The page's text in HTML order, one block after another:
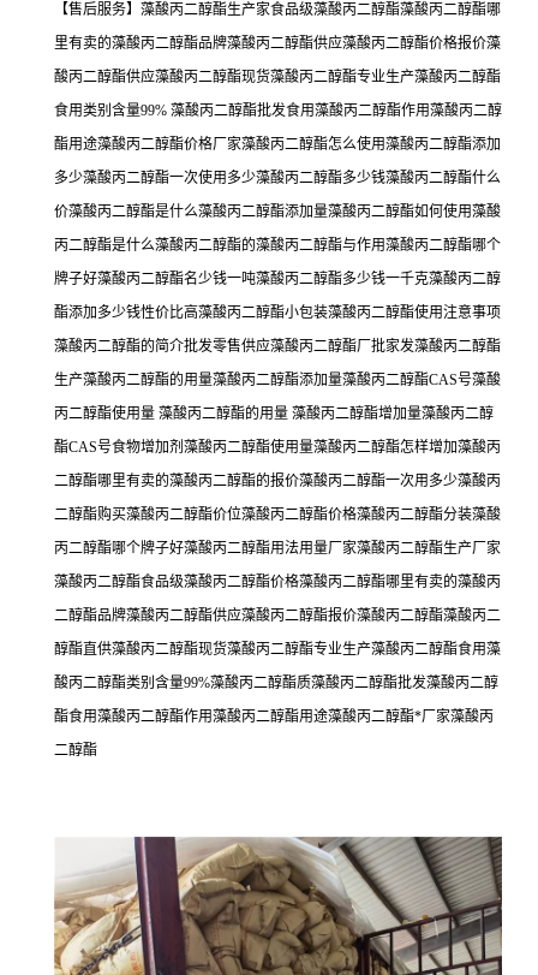
【售后服务】藻酸丙二醇酯生产家食品级藻酸丙二醇酯藻酸丙二醇酯哪
里有卖的藻酸丙二醇酯品牌藻酸丙二醇酯供应藻酸丙二醇酯价格报价藻
酸丙二醇酯供应藻酸丙二醇酯现货藻酸丙二醇酯专业生产藻酸丙二醇酯
食用类别含量99% 藻酸丙二醇酯批发食用藻酸丙二醇酯作用藻酸丙二醇
酯用途藻酸丙二醇酯价格厂家藻酸丙二醇酯怎么使用藻酸丙二醇酯添加
多少藻酸丙二醇酯一次使用多少藻酸丙二醇酯多少钱藻酸丙二醇酯什么
价藻酸丙二醇酯是什么藻酸丙二醇酯添加量藻酸丙二醇酯如何使用藻酸
丙二醇酯是什么藻酸丙二醇酯的藻酸丙二醇酯与作用藻酸丙二醇酯哪个
牌子好藻酸丙二醇酯名少钱一吨藻酸丙二醇酯多少钱一千克藻酸丙二醇
酯添加多少钱性价比高藻酸丙二醇酯小包装藻酸丙二醇酯使用注意事项
藻酸丙二醇酯的简介批发零售供应藻酸丙二醇酯厂批家发藻酸丙二醇酯
生产藻酸丙二醇酯的用量藻酸丙二醇酯添加量藻酸丙二醇酯CAS号藻酸
丙二醇酯使用量 藻酸丙二醇酯的用量 藻酸丙二醇酯增加量藻酸丙二醇
酯CAS号食物增加剂藻酸丙二醇酯使用量藻酸丙二醇酯怎样增加藻酸丙
二醇酯哪里有卖的藻酸丙二醇酯的报价藻酸丙二醇酯一次用多少藻酸丙
二醇酯购买藻酸丙二醇酯价位藻酸丙二醇酯价格藻酸丙二醇酯分装藻酸
丙二醇酯哪个牌子好藻酸丙二醇酯用法用量厂家藻酸丙二醇酯生产厂家
藻酸丙二醇酯食品级藻酸丙二醇酯价格藻酸丙二醇酯哪里有卖的藻酸丙
二醇酯品牌藻酸丙二醇酯供应藻酸丙二醇酯报价藻酸丙二醇酯藻酸丙二
醇酯直供藻酸丙二醇酯现货藻酸丙二醇酯专业生产藻酸丙二醇酯食用藻
酸丙二醇酯类别含量99%藻酸丙二醇酯质藻酸丙二醇酯批发藻酸丙二醇
酯食用藻酸丙二醇酯作用藻酸丙二醇酯用途藻酸丙二醇酯*厂家藻酸丙
二醇酯